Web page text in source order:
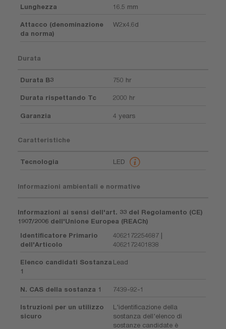
Lunghezza 16.5 mm
Attacco (denominazione
da norma)
W2x4.6d
Durata
Durata B3 750 hr
Durata rispettando Tc 2000 hr
Garanzia 4 years
Caratteristiche
Tecnologia LED
Informazioni ambientali e normative
Informazioni ai sensi dell'art. 33 del Regolamento (CE)
1907/2006 dell'Unione Europea (REACh)
Identificatore Primario
dell'Articolo
4062172254687 |
4062172401838
Elenco candidati Sostanza
1
Lead
N. CAS della sostanza 1 7439-92-1
Istruzioni per un utilizzo
sicuro
L'identificazione della
sostanza dell'elenco di
sostanze candidate è